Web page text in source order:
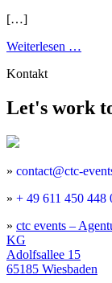
[…]
Weiterlesen …
Kontakt
Let's work
» contact@ctc-
» + 49 611 450 448
» ctc events –
KG
Adolfsallee 15
65185 Wiesbaden